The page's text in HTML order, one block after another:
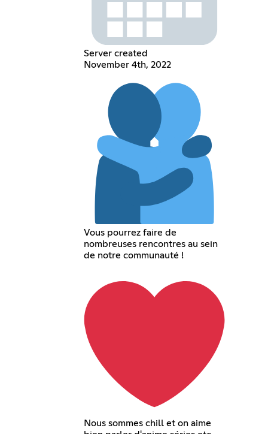
Server created
November 4th, 2022
Vous pourrez faire de
nombreuses rencontres au sein
de notre communauté !
Nous sommes chill et on aime